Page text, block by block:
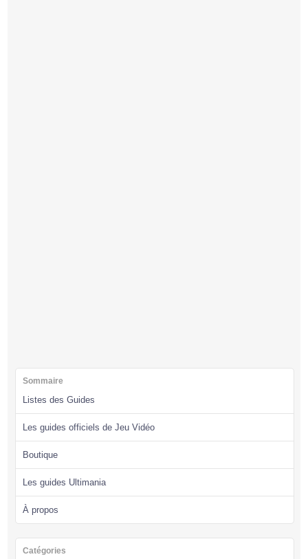
Sommaire
Listes des Guides
Les guides officiels de Jeu Vidéo
Boutique
Les guides Ultimania
À propos
Catégories